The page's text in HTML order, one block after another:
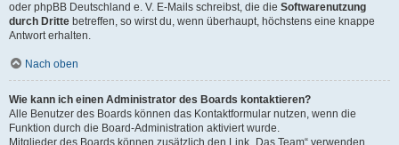
oder phpBB Deutschland e. V. E-Mails schreibst, die die Softwarenutzung
durch Dritte betreffen, so wirst du, wenn überhaupt, höchstens eine knappe
Antwort erhalten.
Nach oben
Wie kann ich einen Administrator des Boards kontaktieren?
Alle Benutzer des Boards können das Kontaktformular nutzen, wenn die
Funktion durch die Board-Administration aktiviert wurde.
Mitglieder des Boards können zusätzlich den Link „Das Team“ verwenden.